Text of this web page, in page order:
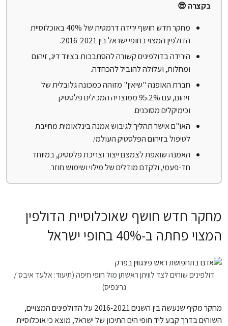
בקצרה 😎
מחקר חדש חושף ירידה דרמטית של 40% באוכלוסיית
הדולפין המצוי בחופי ישראל בין 2016-2021.
הירידה בדולפינים קשורה להסתבכות בציוד דיג, זיהום
ומחלות, ועלולה להוביל להכחדה.
חברת האופנה "שיאין" מזוהה כמכונה גלובלית של
זיהום, עם 95.2% ממוצריה המכילים פלסטיק
וכימיקלים מסוכנים.
האו"ם אישר תהליך לגיבוש אמנה בינלאומית מחייבת
לטיפול בזיהום הפלסטיק העולמי.
האמנה שואפת לצמצם ייצור וצריכת פלסטיק, במיוחד
חד-פעמי, ולקדם מודלים של מילוי ושימוש חוזר.
מחקר חדש חושף שאוכלוסיית הדולפין
המצוי פחתה ב-40% בחופי ישראל
דולפינים שוחים לצד לוויתן ראשתן מול חופי חיפה (תיעוד: אלעד איבס /
גרינפיס)
מחקר מקיף שנעשה בין השנים 2016-2021 על הדולפינים המצויים,
השוהים בדרך קבע ליד חופי הים התיכון של ישראל, מוצא כי אוכלוסיית